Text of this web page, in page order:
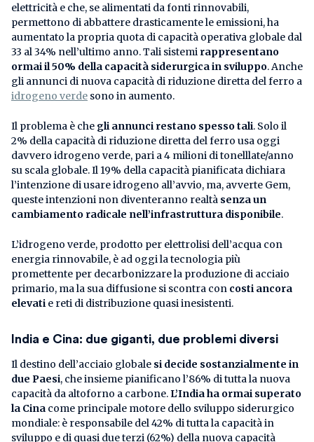
elettricità e che, se alimentati da fonti rinnovabili,
permettono di abbattere drasticamente le emissioni, ha
aumentato la propria quota di capacità operativa globale dal
33 al 34% nell’ultimo anno. Tali sistemi rappresentano
ormai il 50% della capacità siderurgica in sviluppo. Anche
gli annunci di nuova capacità di riduzione diretta del ferro a
idrogeno verde sono in aumento.
Il problema è che gli annunci restano spesso tali. Solo il
2% della capacità di riduzione diretta del ferro usa oggi
davvero idrogeno verde, pari a 4 milioni di tonelllate/anno
su scala globale. Il 19% della capacità pianificata dichiara
l’intenzione di usare idrogeno all’avvio, ma, avverte Gem,
queste intenzioni non diventeranno realtà senza un
cambiamento radicale nell’infrastruttura disponibile.
L’idrogeno verde, prodotto per elettrolisi dell’acqua con
energia rinnovabile, è ad oggi la tecnologia più
promettente per decarbonizzare la produzione di acciaio
primario, ma la sua diffusione si scontra con costi ancora
elevati e reti di distribuzione quasi inesistenti.
India e Cina: due giganti, due problemi diversi
Il destino dell’acciaio globale si decide sostanzialmente in
due Paesi, che insieme pianificano l’86% di tutta la nuova
capacità da altoforno a carbone. L’India ha ormai superato
la Cina come principale motore dello sviluppo siderurgico
mondiale: è responsabile del 42% di tutta la capacità in
sviluppo e di quasi due terzi (62%) della nuova capacità